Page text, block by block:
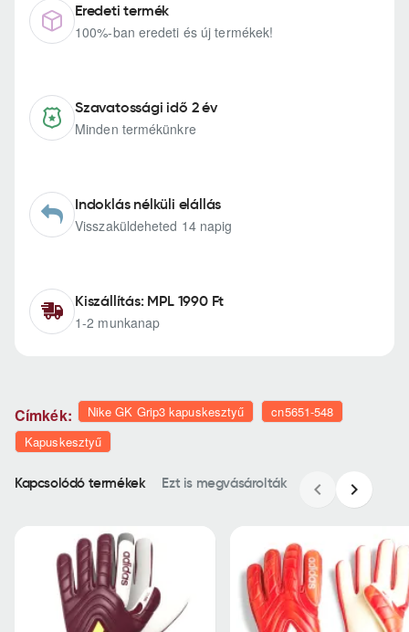
Eredeti termék
100%-ban eredeti és új termékek!
Szavatossági idő 2 év
Minden termékünkre
Indoklás nélküli elállás
Visszaküldeheted 14 napig
Kiszállítás: MPL 1990 Ft
1-2 munkanap
Címkék: Nike GK Grip3 kapuskesztyű
cn5651-548
Kapuskesztyű
Kapcsolódó termékek Ezt is megvásárolták